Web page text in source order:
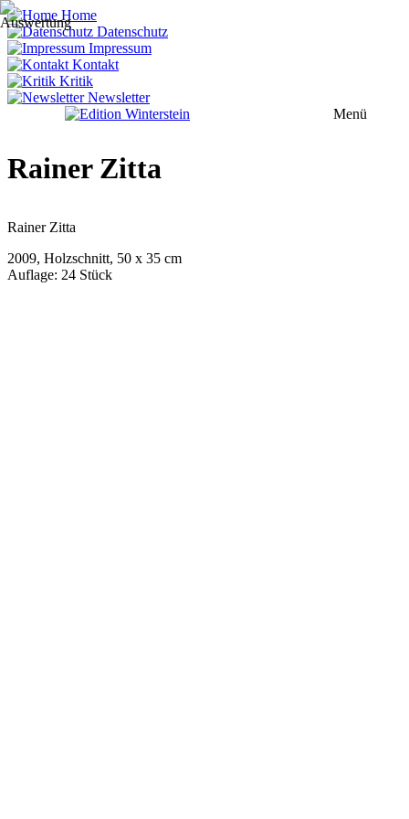
Home
Datenschutz
Impressum
Kontakt
Kritik
Newsletter
Menü
Rainer Zitta
Rainer Zitta
2009, Holzschnitt, 50 x 35 cm
Auflage: 24 Stück